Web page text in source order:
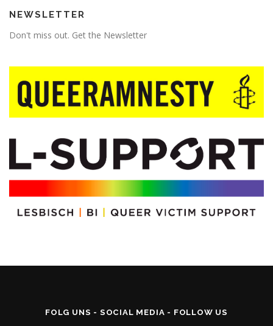
NEWSLETTER
Don't miss out. Get the Newsletter
FOLG UNS - SOCIAL MEDIA - FOLLOW US